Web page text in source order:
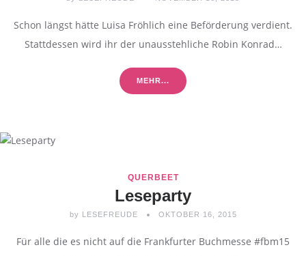
Schon längst hätte Luisa Fröhlich eine Beförderung verdient.
Stattdessen wird ihr der unausstehliche Robin Konrad…
MEHR...
QUERBEET
Leseparty
by LESEFREUDE OKTOBER 16, 2015
Für alle die es nicht auf die Frankfurter Buchmesse #fbm15